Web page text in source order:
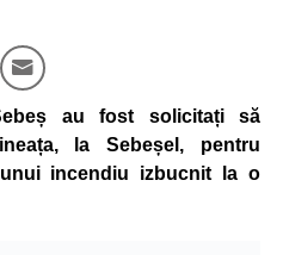
au fost solicitați să
la Sebeșel, pentru
incendiu izbucnit la o